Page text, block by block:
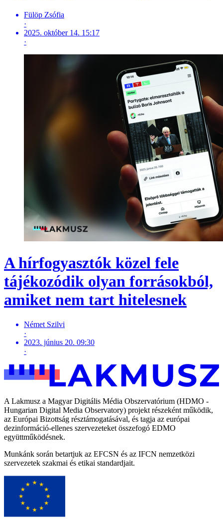
Fülöp Zsófia
·
2025. október 14. 15:17
·
A hírfogyasztók közel fele
tájékozódik olyan forrásokból,
amiket nem tart hitelesnek
Német Szilvi
·
2023. június 20. 09:30
·
A Lakmusz a Magyar Digitális Média Obszervatórium (HDMO -
Hungarian Digital Media Observatory) projekt részeként működik,
az Európai Bizottság résztámogatásával, és tagja az európai
dezinformáció-ellenes szervezeteket összefogó EDMO
együttműködésnek.
Munkánk során betartjuk az EFCSN és az IFCN nemzetközi
szervezetek szakmai és etikai standardjait.